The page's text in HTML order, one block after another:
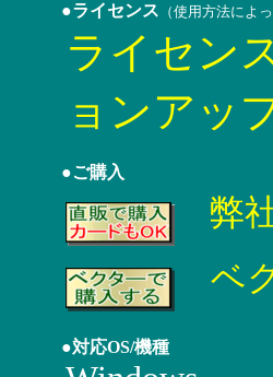
●ライセンス （使用方法によ
ライセン
ョンアッ
●ご購入
弊
ベ
●対応OS/機種